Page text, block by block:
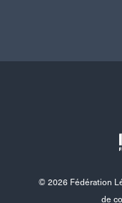
© 2026 Fédération
de